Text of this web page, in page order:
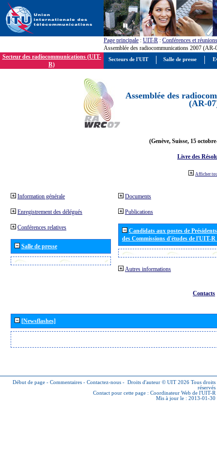
Page principale : UIT-R : Conférences et réunions
Assemblée des radiocommunications 2007 (AR-
Secteur des radiocommunications (UIT-
R)
Assemblée des
(AR-
(Genève, Suisse, 15
Livre des
Afficher
Information générale
Enregistrement des délégués
Conférences relatives
Salle de presse
Documents
Publications
Candidats aux postes de
des Commissions d'études de l'UIT-
Autres informations
Contacts
[Newsflashes]
Début de page - Commentaires - Contactez-nous - Droits d'auteur © UIT 2026 Tous droits
réservés
Contact pour cette page : Coordinateur Web de l'UIT-R
Mis à jour le : 2013-01-30
Secteurs de l'UIT Salle de presse